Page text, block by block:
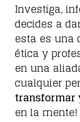
Investiga,
decides a
esta es una
ética y
en una
cualquier
transformar
en la mente!